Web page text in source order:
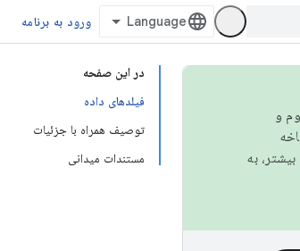
ورود به برنامه
در این صفحه
فیلدهای داده
توصیف همراه با جزئیات
مستندات میدانی
و